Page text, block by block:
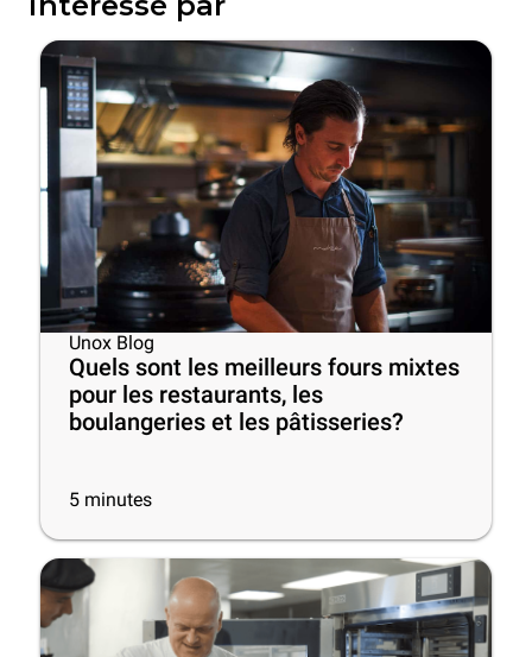
Unox Blog
Quels sont les meilleurs fours mixtes
pour les restaurants, les
boulangeries et les pâtisseries?
5 minutes